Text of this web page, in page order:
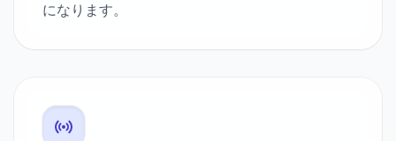
になります。